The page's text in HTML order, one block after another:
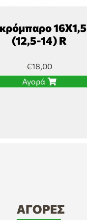
16Χ1,5
(12,5-14) R
€18,00
Αγορά
ΑΓΟΡΈΣ